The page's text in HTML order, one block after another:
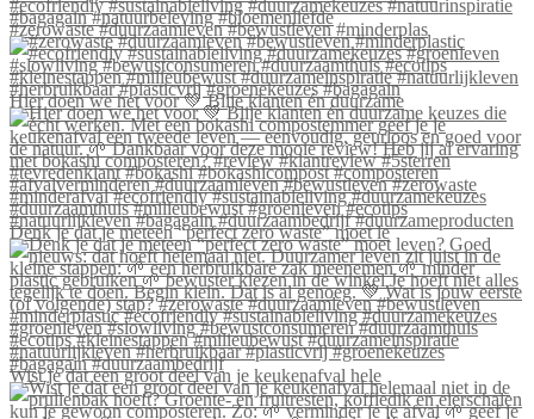
#zerowaste #duurzaamleven #bewustleven #minderplas
Hier doen we het voor 💚 Blije klanten én duurzame
Denk je dat je meteen “perfect zero waste” moet le
Wist je dat een groot deel van je keukenafval hele